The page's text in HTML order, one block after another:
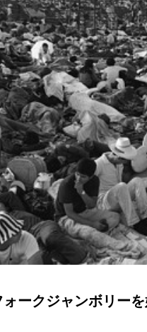
ークジャンボリー